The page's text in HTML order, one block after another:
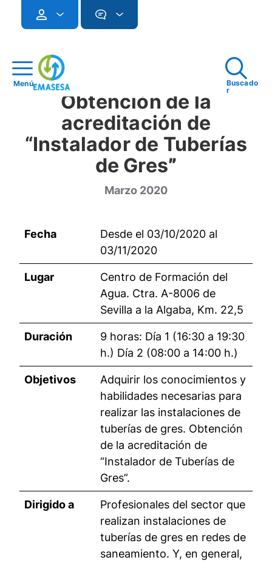
Menú
Buscado
r
Obtención de la
acreditación de
“Instalador de Tuberías
de Gres”
Marzo 2020
Fecha
Desde el 03/10/2020 al
03/11/2020
Lugar
Centro de Formación del
Agua. Ctra. A-8006 de
Sevilla a la Algaba, Km. 22,5
Duración
9 horas: Día 1 (16:30 a 19:30
h.) Día 2 (08:00 a 14:00 h.)
Objetivos
Adquirir los conocimientos y
habilidades necesarias para
realizar las instalaciones de
tuberías de gres. Obtención
de la acreditación de
“Instalador de Tuberías de
Gres”.
Dirigido a
Profesionales del sector que
realizan instalaciones de
tuberías de gres en redes de
saneamiento. Y, en general,